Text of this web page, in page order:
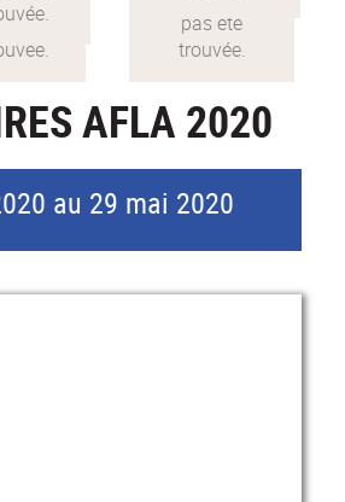
AFLA 2020
au 29 mai 2020